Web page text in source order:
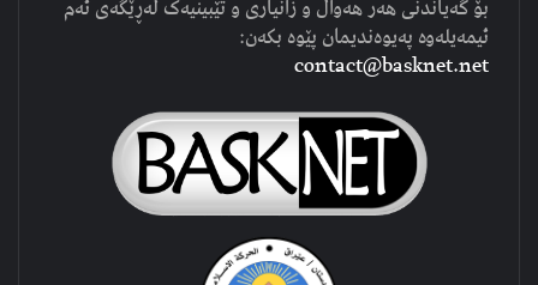
بۆ گەیاندنی هەر هەواڵ و زانیاری و تێبینیەک لەڕێگەی ئەم
ئیمەیلەوە پەیوەندیمان پێوە بکەن:
contact@basknet.net